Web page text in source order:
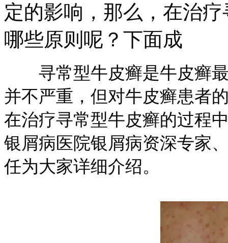
定的影响，那么，在治
哪些原则呢？下面成
寻常型牛皮癣是牛皮癣最
并不严重，但对牛皮癣患者
在治疗寻常型牛皮癣的过程
银屑病医院银屑病资深专家
任为大家详细介绍。